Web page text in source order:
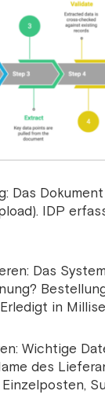
Das
IDP
Das
in
Wichtige
des